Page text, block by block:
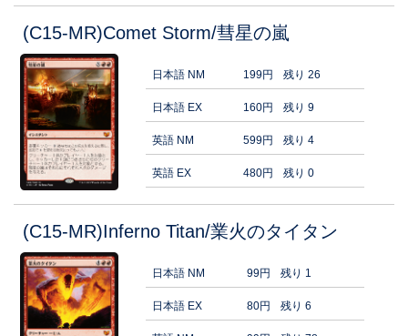
(C15-MR)Comet Storm/彗星の嵐
日本語 NM 199円 残り 26
日本語 EX 160円 残り 9
英語 NM 599円 残り 4
英語 EX 480円 残り 0
(C15-MR)Inferno Titan/業火のタイタン
日本語 NM 99円 残り 1
日本語 EX 80円 残り 6